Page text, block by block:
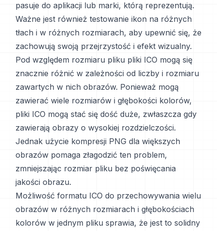
pasuje do aplikacji lub marki, którą reprezentują.
Ważne jest również testowanie ikon na różnych
tłach i w różnych rozmiarach, aby upewnić się, że
zachowują swoją przejrzystość i efekt wizualny.
Pod względem rozmiaru pliku pliki ICO mogą się
znacznie różnić w zależności od liczby i rozmiaru
zawartych w nich obrazów. Ponieważ mogą
zawierać wiele rozmiarów i głębokości kolorów,
pliki ICO mogą stać się dość duże, zwłaszcza gdy
zawierają obrazy o wysokiej rozdzielczości.
Jednak użycie kompresji PNG dla większych
obrazów pomaga złagodzić ten problem,
zmniejszając rozmiar pliku bez poświęcania
jakości obrazu.
Możliwość formatu ICO do przechowywania wielu
obrazów w różnych rozmiarach i głębokościach
kolorów w jednym pliku sprawia, że jest to solidny